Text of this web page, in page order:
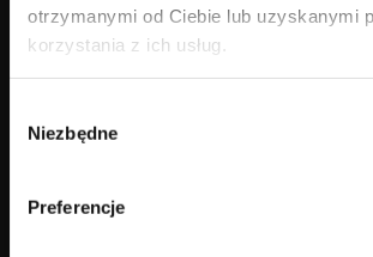
otrzymanymi od Ciebie lub uzyskanymi
korzystania z ich usług.
zgody
Niezbędne
Preferencje
Nasza marka
Poznaj Agnellę
Agnella & Art
Kolekcja